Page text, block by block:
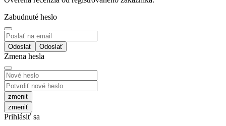
Zabudnuté heslo
Odoslať
Zmena hesla
zmeniť
Prihlásiť sa